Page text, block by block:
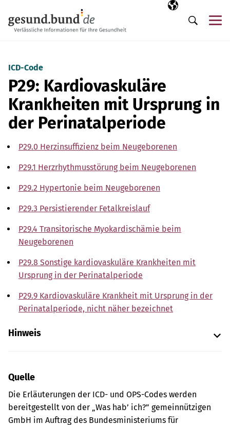
Ausgewählte
DE
Suche
ICD-Code
P29: Kardiovaskuläre
Krankheiten mit Ursprung in
der Perinatalperiode
P29.0 Herzinsuffizienz beim Neugeborenen
P29.1 Herzrhythmusstörung beim Neugeborenen
P29.2 Hypertonie beim Neugeborenen
P29.3 Persistierender Fetalkreislauf
P29.4 Transitorische Myokardischämie beim
Neugeborenen
P29.8 Sonstige kardiovaskuläre Krankheiten mit
Ursprung in der Perinatalperiode
P29.9 Kardiovaskuläre Krankheit mit Ursprung in der
Perinatalperiode, nicht näher bezeichnet
Hinweis
Quelle
Die Erläuterungen der ICD- und OPS-Codes werden
bereitgestellt von der „Was hab’ ich?” gemeinnützigen
GmbH im Auftrag des Bundesministeriums für